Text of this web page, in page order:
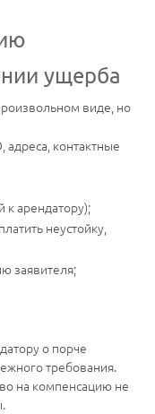
ущерба
виде, но
контактные
к арендатору);
неустойку,
заявителя;
о порче
требования.
на компенсацию не